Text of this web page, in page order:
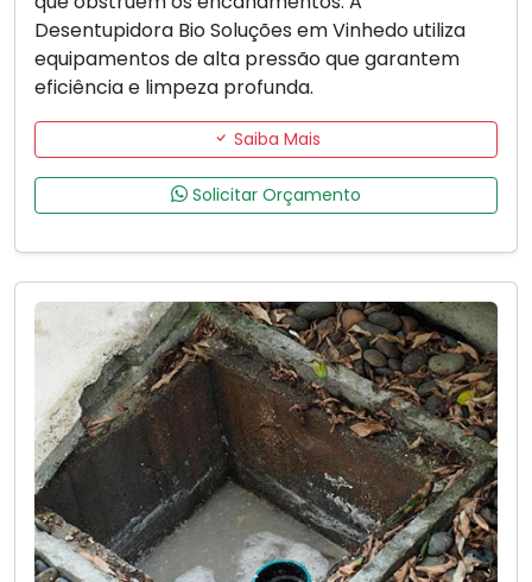
Desentupidora Bio Soluções em Vinhedo utiliza
equipamentos de alta pressão que garantem
eficiência e limpeza profunda.
Saiba Mais
Solicitar Orçamento